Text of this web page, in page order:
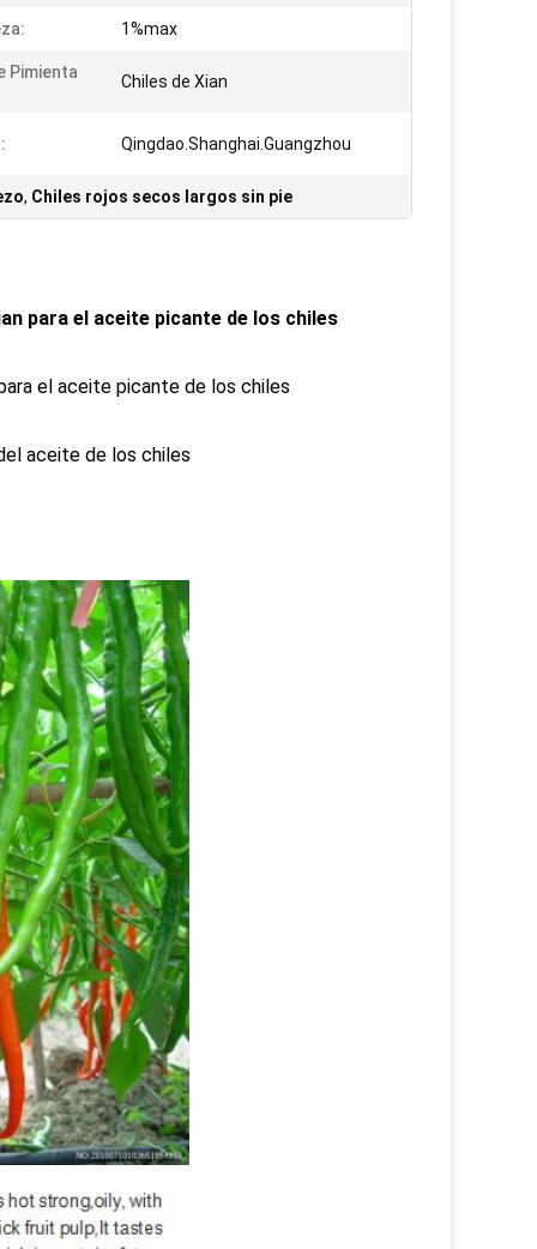
1%max
Pimienta Chiles de Xian
Qingdao.Shanghai.Guangzhou
, Chiles rojos secos largos sin pie
para el aceite picante de los chiles
el aceite picante de los chiles
aceite de los chiles